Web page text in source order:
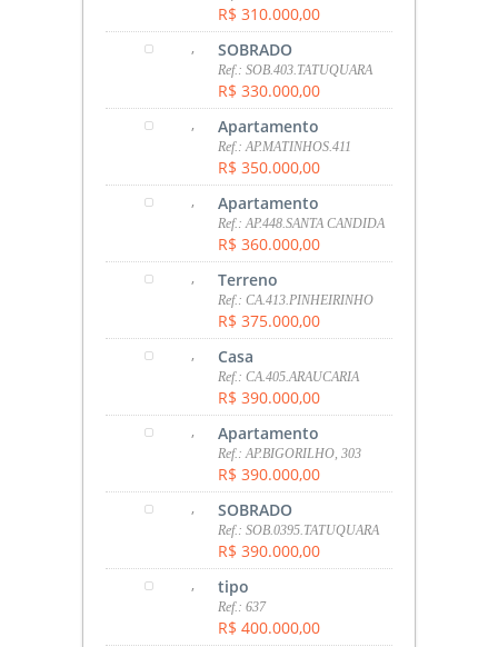
R$ 310.000,00
, SOBRADO
Ref.: SOB.403.TATUQUARA
R$ 330.000,00
, Apartamento
Ref.: AP.MATINHOS.411
R$ 350.000,00
, Apartamento
Ref.: AP.448.SANTA CANDIDA
R$ 360.000,00
, Terreno
Ref.: CA.413.PINHEIRINHO
R$ 375.000,00
, Casa
Ref.: CA.405.ARAUCARIA
R$ 390.000,00
, Apartamento
Ref.: AP.BIGORILHO, 303
R$ 390.000,00
, SOBRADO
Ref.: SOB.0395.TATUQUARA
R$ 390.000,00
, tipo
Ref.: 637
R$ 400.000,00